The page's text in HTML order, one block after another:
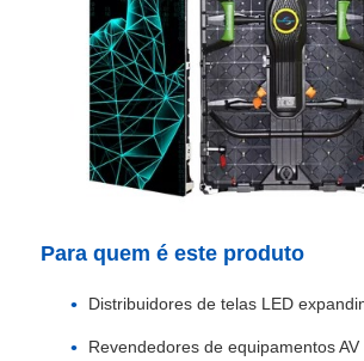
Para quem é este produto
Distribuidores de telas LED
Revendedores de equipamentos AV